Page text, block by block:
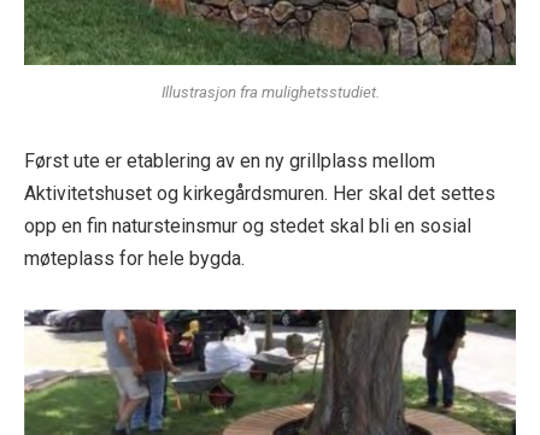
Illustrasjon fra mulighetsstudiet.
Først ute er etablering av en ny grillplass mellom
Aktivitetshuset og kirkegårdsmuren. Her skal det settes
opp en fin natursteinsmur og stedet skal bli en sosial
møteplass for hele bygda.